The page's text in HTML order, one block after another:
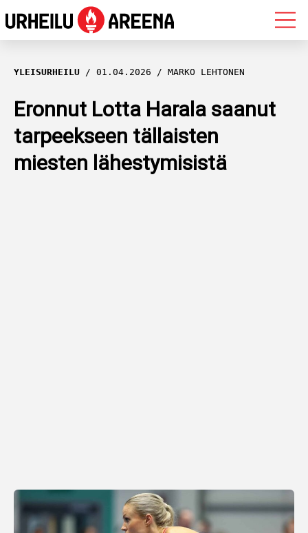
OLYMPIALAISET
MAASTOHIIHTO
AMPUMAHIIHTO
YLEISURHEILU
YLEISURHEILU 01.04.2026 MARKO LEHTONEN
Eronnut Lotta Harala saanut
tarpeekseen tällaisten
miesten lähestymisistä